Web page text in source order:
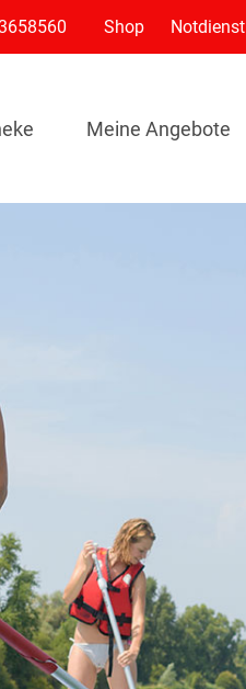
Shop Notdienst
Meine Angebote